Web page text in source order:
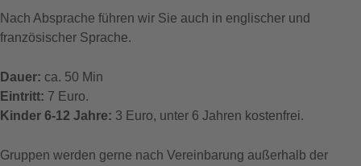
Nach Absprache führen wir Sie auch in englischer und
französischer Sprache.
Dauer: ca. 50 Min
Eintritt: 7 Euro.
Kinder 6-12 Jahre: 3 Euro, unter 6 Jahren kostenfrei.
Gruppen werden gerne nach Vereinbarung außerhalb der